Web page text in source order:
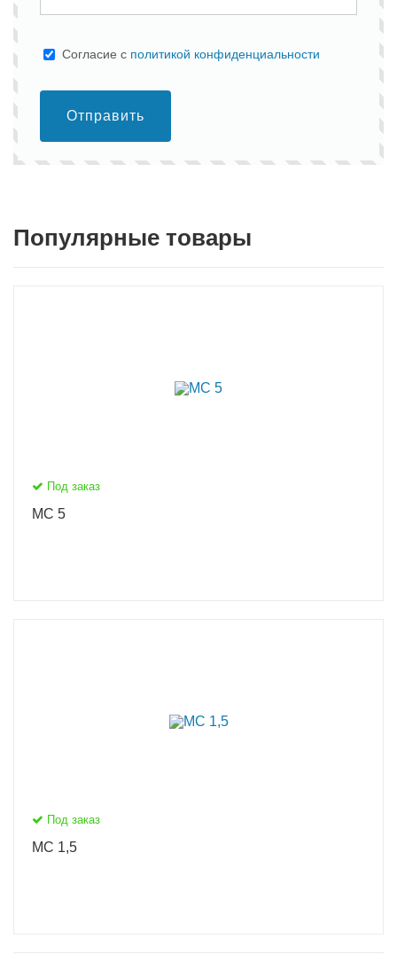
Cогласие с политикой конфиденциальности
Отправить
Популярные товары
Под заказ
МС 5
Под заказ
МС 1,5